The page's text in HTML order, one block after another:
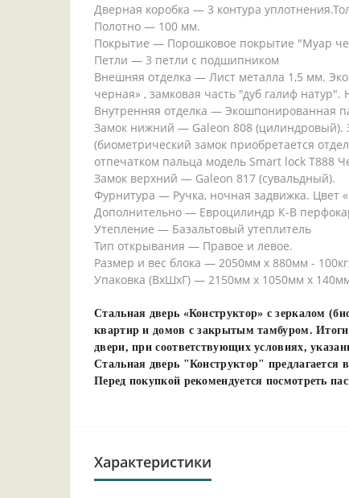
Дверная коробка — 3 контура
Полотно — 100 мм.
Покрытие — Порошковое покрытие "Муар
Петли — 3 петли с подшипником
Внешняя отделка — Лист металла 1,5 мм.
черная» , замковая часть "дуб галиф
Внутренняя отделка — Экошпонированная
Замок нижний — Galeon 808 (цилиндровый).
(биометрический замок приобретается
отпечатком пальца модель Smart lock T888
Замок верхний — Galeon 817 (сувальдный).
Фурнитура — Ручка, ночная задвижка. Цвет
Дополнительно — Евроцилиндр К-В
Утепление — Базальтовый утеплитель
Тип открывания — Правое и левое.
Размер и вес блока — 2050мм х 880мм -
Упаковка (ВхШхГ) — 2150мм х 1050мм х
Стальная дверь «Конструктор» с зеркалом
квартир и домов с закрытым тамбуром. Итоги
двери, при соответствующих условиях,
Стальная дверь "Конструктор" предлагается
Перед покупкой рекомендуется посмотреть
Характеристики